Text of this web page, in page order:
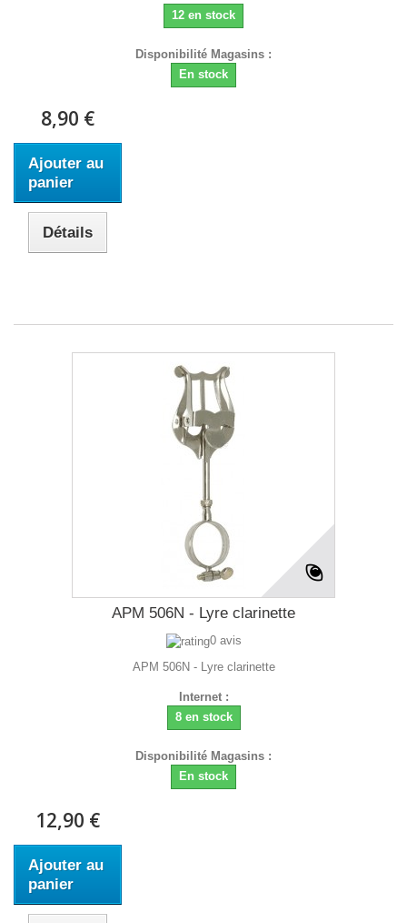
12 en stock
Disponibilité Magasins :
En stock
8,90 €
Ajouter au
panier
Détails
APM 506N - Lyre clarinette
0 avis
APM 506N - Lyre clarinette
Internet :
8 en stock
Disponibilité Magasins :
En stock
12,90 €
Ajouter au
panier